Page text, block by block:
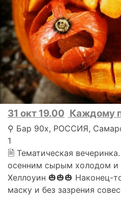
31 окт 19.00 Каждому
⚲ Бар 90х, РОССИЯ,
1
🗎 Тематическая
осенним сырым холодом и
Хеллоуин 🎃🎃🎃 Наконец-
маску и без зазрения